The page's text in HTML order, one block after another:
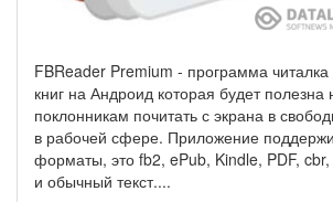
FBReader Premium - программа
книг на Андроид которая будет полезна
поклонникам почитать с экрана в
в рабочей сфере. Приложение
форматы, это fb2, ePub, Kindle, PDF,
и обычный текст....